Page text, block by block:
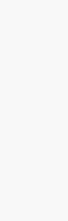
Výzdoba a